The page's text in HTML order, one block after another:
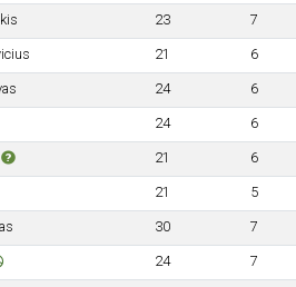
23 7
21 6
24 6
24 6
21 6
21 5
30 7
24 7